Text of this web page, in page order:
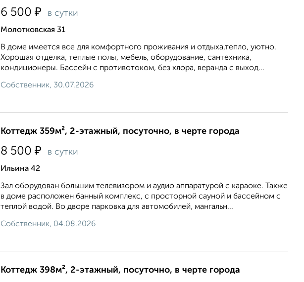
6 500 ₽ в сутки
Молотковская 31
В доме имеется все для комфортного проживания и отдыха,тепло, уютно.
Хорошая отделка, теплые полы, мебель, оборудование, сантехника,
кондиционеры. Бассейн с противотоком, без хлора, веранда с выход...
Собственник, 30.07.2026
Коттедж 359м², 2-этажный, посуточно, в черте города
8 500 ₽ в сутки
Ильина 42
Зал оборудован большим телевизором и аудио аппаратурой с караоке. Также
в доме расположен банный комплекс, с просторной сауной и бассейном с
теплой водой. Во дворе парковка для автомобилей, мангальн...
Собственник, 04.08.2026
Коттедж 398м², 2-этажный, посуточно, в черте города